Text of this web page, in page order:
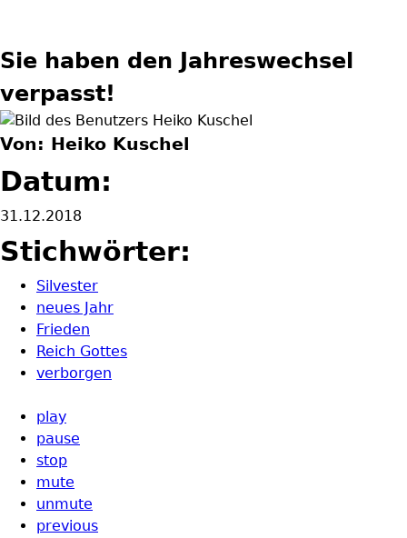
Sie haben den Jahreswechsel
verpasst!
Von: Heiko Kuschel
Datum:
31.12.2018
Stichwörter:
Silvester
neues Jahr
Frieden
Reich Gottes
verborgen
play
pause
stop
mute
unmute
previous